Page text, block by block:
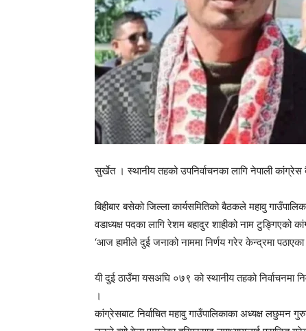
सुर्खेत । स्थानीय तहको उपनिर्वाचनका लागि नेपाली
बिहीबार बसेको जिल्ला कार्यसमितिको बैठकले महावु
वडाध्यक्ष पदका लागि रेशम बहादुर शाहीको नाम टुङ्गिएको
‘आज हामीले दुई जनाको नाममा निर्णय गरेर केन्द्रमा
यी दुई ठाउँमा यसअघि ०७९ को स्थानीय तहको निर्वाचनमा
।
कांग्रेसबाट निर्वाचित महावु गाउँपालिकाका अध्यक्ष